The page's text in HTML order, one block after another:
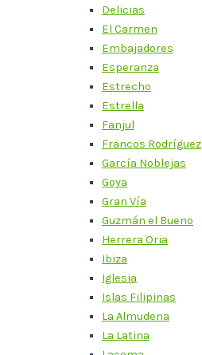
Delicias
El Carmen
Embajadores
Esperanza
Estrecho
Estrella
Fanjul
Francos Rodríguez
García Noblejas
Goya
Gran Vía
Guzmán el Bueno
Herrera Oria
Ibiza
Iglesia
Islas Filipinas
La Almudena
La Latina